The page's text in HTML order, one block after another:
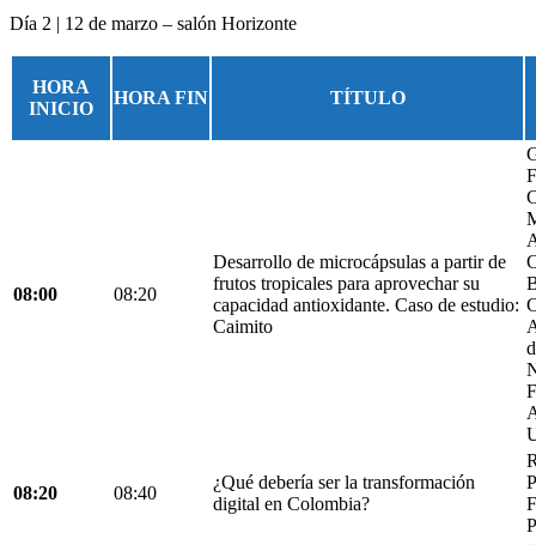
Día 2 | 12 de marzo – salón Horizonte
HORA
INICIO
HORA FIN TÍTULO
08:00 08:20
Desarrollo de microcápsulas a partir de
frutos tropicales para aprovechar su
capacidad antioxidante. Caso de estudio:
Caimito
08:20 08:40
¿Qué debería ser la transformación
digital en Colombia?